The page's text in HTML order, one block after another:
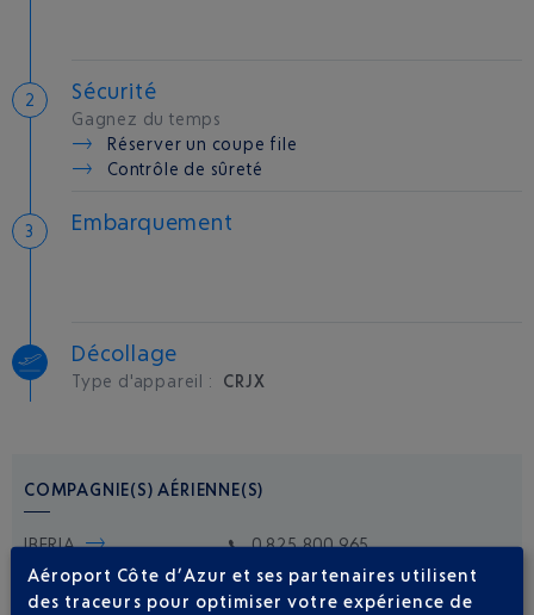
Sécurité
Gagnez du temps
Réserver un coupe file
Contrôle de sûreté
Embarquement
Décollage
Type d'appareil : CRJX
COMPAGNIE(S) AÉRIENNE(S)
IBERIA 0 825 800 965
Aéroport Côte d’Azur et ses partenaires utilisent
des traceurs pour optimiser votre expérience de